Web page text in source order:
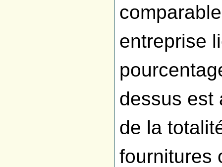
entreprise
dessus est
de la
fournitures